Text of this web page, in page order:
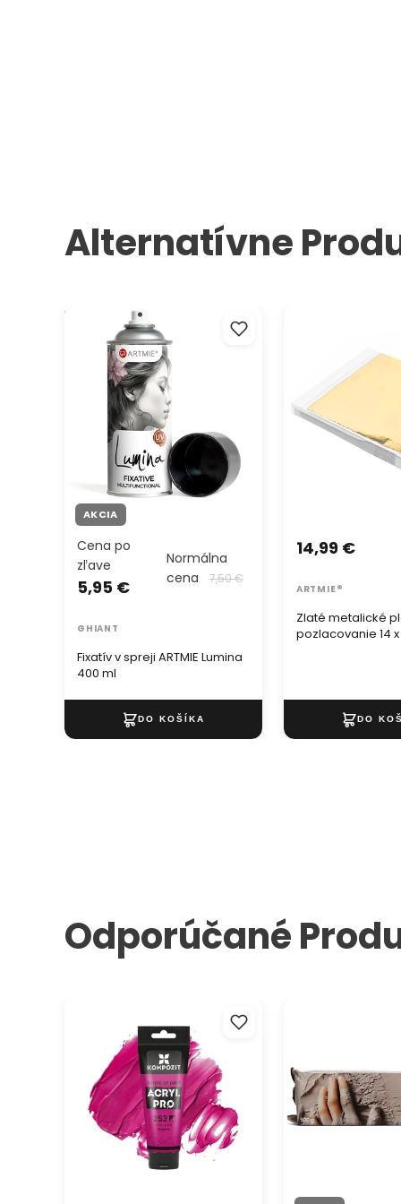
Alternatívne
Fixatív v spreji ARTMIE Lumina
AKCIA
Fixatív v spreji ARTMIE Lumina
400 ml
Cena po
zľave
5,95 €
Normálna
cena
7,50 €
GHIANT
pozlacovanie 14 x
Zlaté metalické
pozlacovanie 14 x
14,99 €
ARTMIE®
Odporúčané
Kompozit 75 ml
hmota ARTMIE